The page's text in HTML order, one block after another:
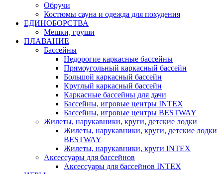
Обручи
Костюмы сауна и одежда для похудения
ЕДИНОБОРСТВА
Мешки, груши
ПЛАВАНИЕ
Бассейны
Недорогие каркасные бассейны
Прямоугольный каркасный бассейн
Большой каркасный бассейн
Круглый каркасный бассейн
Каркасные бассейны для дачи
Бассейны, игровые центры INTEX
Бассейны, игровые центры BESTWAY
Жилеты, нарукавники, круги, детские лодки
Жилеты, нарукавники, круги, детские лодки
BESTWAY
Жилеты, нарукавники, круги INTEX
Аксессуары для бассейнов
Аксессуары для бассейнов INTEX